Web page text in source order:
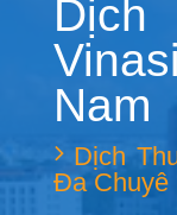
Nam
Dịch
Đa Chuyê